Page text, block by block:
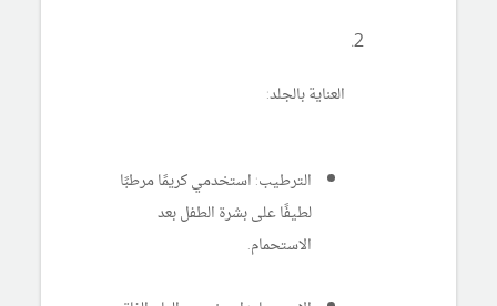
العناية بالجلد:
الترطيب: استخدمي كريمًا مرطبًا
لطيفًا على بشرة الطفل بعد
الاستحمام.